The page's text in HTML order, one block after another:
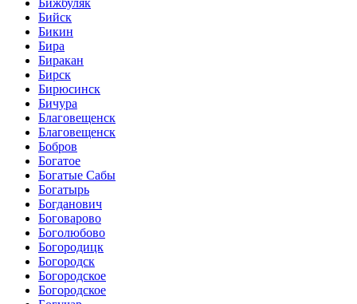
Бижбуляк
Бийск
Бикин
Бира
Биракан
Бирск
Бирюсинск
Бичура
Благовещенск
Благовещенск
Бобров
Богатое
Богатые Сабы
Богатырь
Богданович
Боговарово
Боголюбово
Богородицк
Богородск
Богородское
Богородское